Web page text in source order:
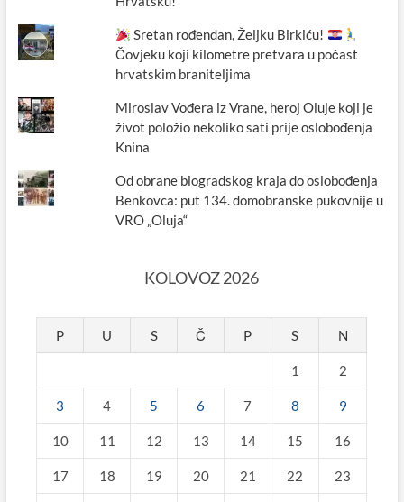
Sretan rođendan, Željku Birkiću!
Čovjeku koji kilometre pretvara u počast
hrvatskim braniteljima
Miroslav Vođera iz Vrane, heroj Oluje koji je
život položio nekoliko sati prije oslobođenja
Knina
Od obrane biogradskog kraja do oslobođenja
Benkovca: put 134. domobranske pukovnije u
VRO „Oluja“
KOLOVOZ 2026
P U S Č P S N
1 2
3 4 5 6 7 8 9
10 11 12 13 14 15 16
17 18 19 20 21 22 23